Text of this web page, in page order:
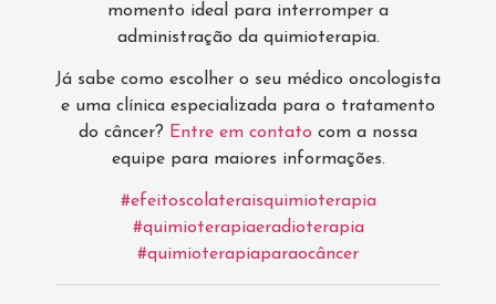
momento ideal para interromper a
administração da quimioterapia.
Já sabe como escolher o seu médico oncologista
e uma clínica especializada para o tratamento
do câncer? Entre em contato com a nossa
equipe para maiores informações.
#efeitoscolateraisquimioterapia
#quimioterapiaeradioterapia
#quimioterapiaparaocâncer